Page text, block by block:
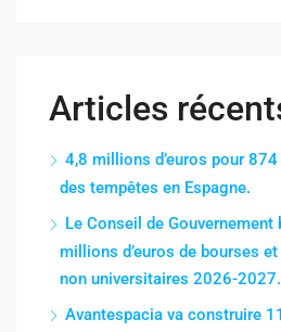
Articles
4,8 millions d’euros pour
des tempêtes en Espagne.
Le Conseil de Gouvernement
millions d’euros de bourses
non universitaires 2026-2027.
Avantespacia va construire